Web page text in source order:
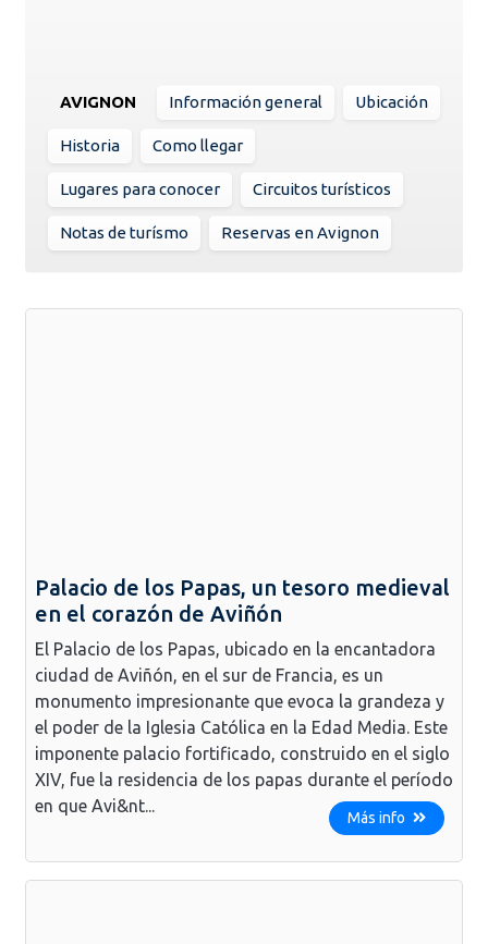
AVIGNON Información general Ubicación
Historia Como llegar
Lugares para conocer Circuitos turísticos
Notas de turísmo Reservas en Avignon
Palacio de los Papas, un tesoro medieval
en el corazón de Aviñón
El Palacio de los Papas, ubicado en la encantadora
ciudad de Aviñón, en el sur de Francia, es un
monumento impresionante que evoca la grandeza y
el poder de la Iglesia Católica en la Edad Media. Este
imponente palacio fortificado, construido en el siglo
XIV, fue la residencia de los papas durante el período
en que Avi&nt...
Más info